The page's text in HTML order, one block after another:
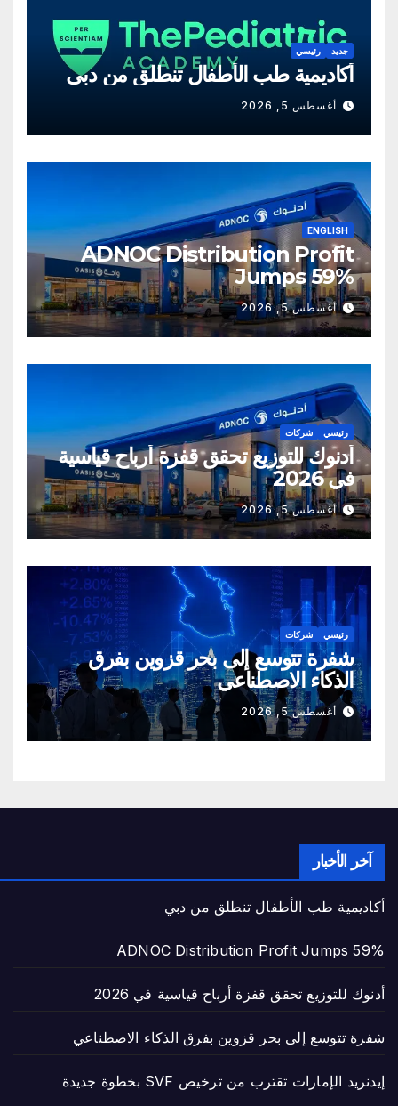
جديد رئيسي
أكاديمية طب الأطفال تنطلق من دبي
أغسطس 5, 2026
ENGLISH
ADNOC Distribution Profit
Jumps 59%
أغسطس 5, 2026
رئيسي شركات
أدنوك للتوزيع تحقق قفزة أرباح قياسية
في 2026
أغسطس 5, 2026
رئيسي شركات
شفرة تتوسع إلى بحر قزوين بفرق
الذكاء الاصطناعي
أغسطس 5, 2026
آخر الأخبار
أكاديمية طب الأطفال تنطلق من دبي
ADNOC Distribution Profit Jumps 59%
أدنوك للتوزيع تحقق قفزة أرباح قياسية في 2026
شفرة تتوسع إلى بحر قزوين بفرق الذكاء الاصطناعي
إيدنريد الإمارات تقترب من ترخيص SVF بخطوة جديدة